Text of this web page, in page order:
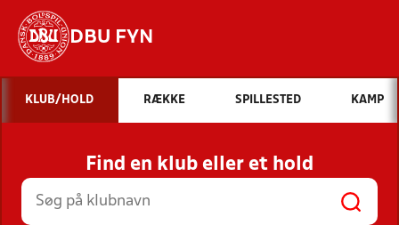
DBU FYN
Hvad vil du søge efter?
INDHOLD OG NYHEDER
STILLINGER, RESULTATER, KLUBBER OG
HOLD
KLUB/HOLD RÆKKE SPILLESTED KAMP
Find en klub eller et hold